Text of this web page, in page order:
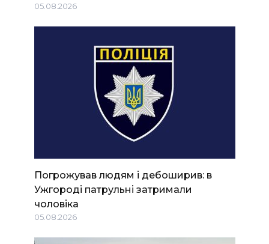
05.08.2026
Погрожував людям і дебоширив: в
Ужгороді патрульні затримали
чоловіка
05.08.2026